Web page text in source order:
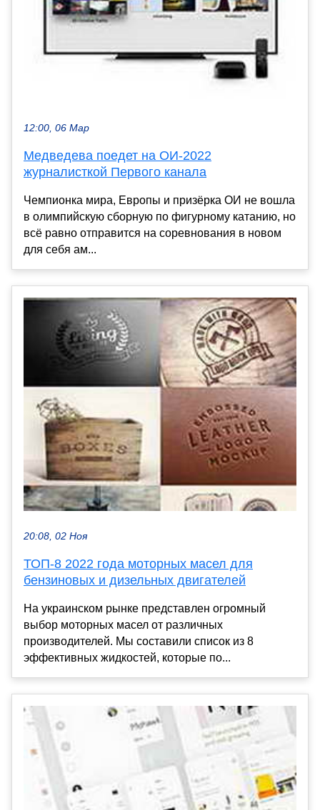
12:00, 06 Мар
Медведева поедет на ОИ-2022
журналисткой Первого канала
Чемпионка мира, Европы и призёрка ОИ не вошла
в олимпийскую сборную по фигурному катанию, но
всё равно отправится на соревнования в новом
для себя ам...
20:08, 02 Ноя
ТОП-8 2022 года моторных масел для
бензиновых и дизельных двигателей
На украинском рынке представлен огромный
выбор моторных масел от различных
производителей. Мы составили список из 8
эффективных жидкостей, которые по...